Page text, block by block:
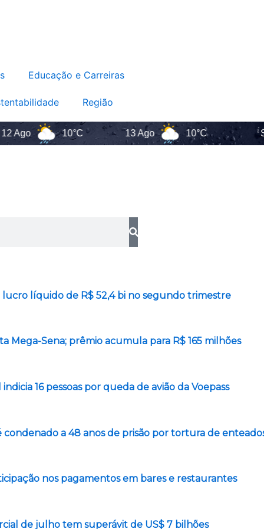
Educação e Carreiras
Região
10°C 13 Ago 10°C
líquido de R$ 52,4 bi no segundo trimestre
Mega-Sena; prêmio acumula para R$ 165 milhões
16 pessoas por queda de avião da Voepass
condenado a 48 anos de prisão por tortura de
nos pagamentos em bares e restaurantes
de julho tem superávit de US$ 7 bilhões